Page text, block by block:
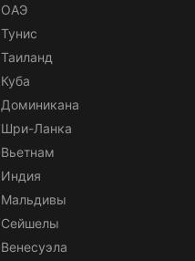
ОАЭ
Тунис
Таиланд
Куба
Доминикана
Шри-Ланка
Вьетнам
Индия
Мальдивы
Сейшелы
Венесуэла